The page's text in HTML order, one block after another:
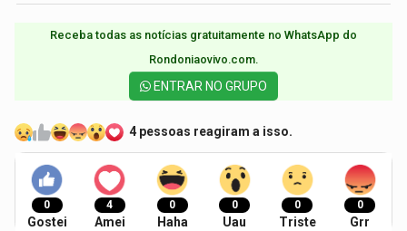
Receba todas as notícias gratuitamente no WhatsApp do
Rondoniaovivo.com.​
ENTRAR NO GRUPO
4 pessoas reagiram a isso.
0
Gostei
4
Amei
0
Haha
0
Uau
0
Triste
0
Grr